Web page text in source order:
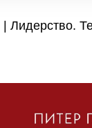
| Лидерство.